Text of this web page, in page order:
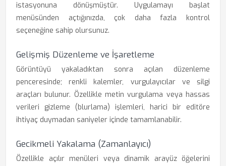
istasyonuna dönüşmüştür. Uygulamayı başlat
menüsünden açtığınızda, çok daha fazla kontrol
seçeneğine sahip olursunuz.
Gelişmiş Düzenleme ve İşaretleme
Görüntüyü yakaladıktan sonra açılan düzenleme
penceresinde; renkli kalemler, vurgulayıcılar ve silgi
araçları bulunur. Özellikle metin vurgulama veya hassas
verileri gizleme (blurlama) işlemleri, harici bir editöre
ihtiyaç duymadan saniyeler içinde tamamlanabilir.
Gecikmeli Yakalama (Zamanlayıcı)
Özellikle açılır menüleri veya dinamik arayüz öğelerini